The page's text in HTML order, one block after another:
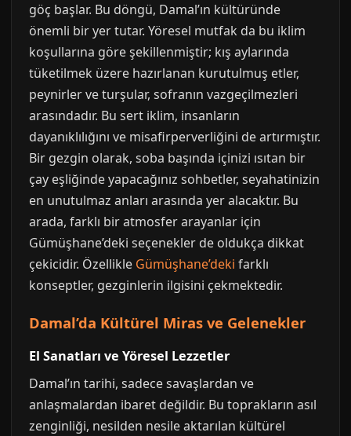
göç başlar. Bu döngü, Damal’ın kültüründe
önemli bir yer tutar. Yöresel mutfak da bu iklim
koşullarına göre şekillenmiştir; kış aylarında
tüketilmek üzere hazırlanan kurutulmuş etler,
peynirler ve turşular, sofranın vazgeçilmezleri
arasındadır. Bu sert iklim, insanların
dayanıklılığını ve misafirperverliğini de artırmıştır.
Bir gezgin olarak, soba başında içinizi ısıtan bir
çay eşliğinde yapacağınız sohbetler, seyahatinizin
en unutulmaz anları arasında yer alacaktır. Bu
arada, farklı bir atmosfer arayanlar için
Gümüşhane’deki seçenekler de oldukça dikkat
çekicidir. Özellikle Gümüşhane’deki farklı
konseptler, gezginlerin ilgisini çekmektedir.
Damal’da Kültürel Miras ve Gelenekler
El Sanatları ve Yöresel Lezzetler
Damal’ın tarihi, sadece savaşlardan ve
anlaşmalardan ibaret değildir. Bu toprakların asıl
zenginliği, nesilden nesile aktarılan kültürel